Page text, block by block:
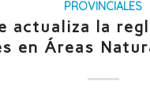
PROVINCIALES
actualiza la
en Áreas